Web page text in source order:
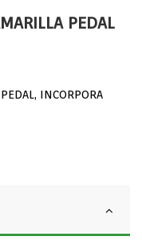
PEDAL
INCORPORA